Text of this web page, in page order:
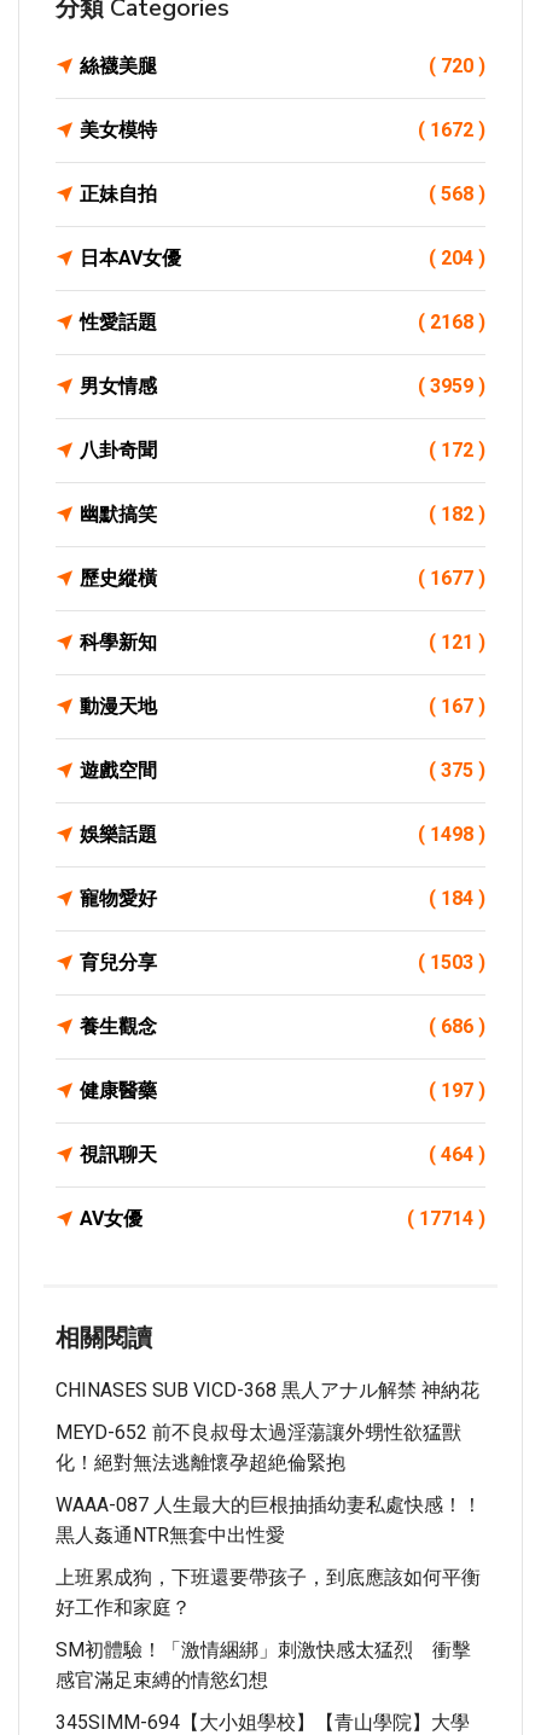
分類 Categories
絲襪美腿 ( 720 )
美女模特 ( 1672 )
正妹自拍 ( 568 )
日本AV女優 ( 204 )
性愛話題 ( 2168 )
男女情感 ( 3959 )
八卦奇聞 ( 172 )
幽默搞笑 ( 182 )
歷史縱橫 ( 1677 )
科學新知 ( 121 )
動漫天地 ( 167 )
遊戲空間 ( 375 )
娛樂話題 ( 1498 )
寵物愛好 ( 184 )
育兒分享 ( 1503 )
養生觀念 ( 686 )
健康醫藥 ( 197 )
視訊聊天 ( 464 )
AV女優 ( 17714 )
相關閱讀
CHINASES SUB VICD-368 黒人アナル解禁 神納花
MEYD-652 前不良叔母太過淫蕩讓外甥性欲猛獸
化！絕對無法逃離懷孕超絶倫緊抱
WAAA-087 人生最大的巨根抽插幼妻私處快感！！
黒人姦通NTR無套中出性愛
上班累成狗，下班還要帶孩子，到底應該如何平衡
好工作和家庭？
SM初體驗！「激情綑綁」刺激快感太猛烈 衝擊
感官滿足束縛的情慾幻想
345SIMM-694【大小姐學校】【青山學院】大學